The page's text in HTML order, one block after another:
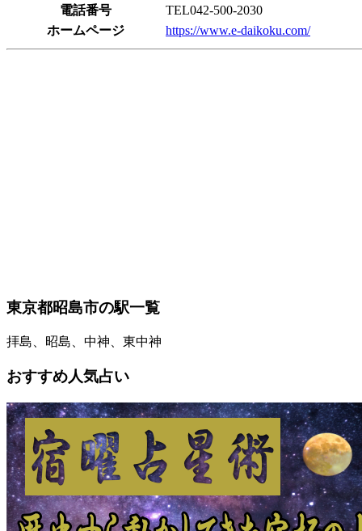
電話番号
TEL042-500-2030
ホームページ
https://www.e-daikoku.com/
東京都昭島市の駅一覧
拝島、昭島、中神、東中神
おすすめ人気占い